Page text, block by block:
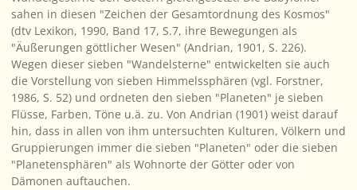
sahen in diesen "Zeichen der Gesamtordnung des Kosmos"
(dtv Lexikon, 1990, Band 17, S.7, ihre Bewegungen als
"Äußerungen göttlicher Wesen" (Andrian, 1901, S. 226).
Wegen dieser sieben "Wandelsterne" entwickelten sie auch
die Vorstellung von sieben Himmelssphären (vgl. Forstner,
1986, S. 52) und ordneten den sieben "Planeten" je sieben
Flüsse, Farben, Töne u.ä. zu. Von Andrian (1901) weist darauf
hin, dass in allen von ihm untersuchten Kulturen, Völkern und
Gruppierungen immer die sieben "Planeten" oder die sieben
"Planetensphären" als Wohnorte der Götter oder von
Dämonen auftauchen.